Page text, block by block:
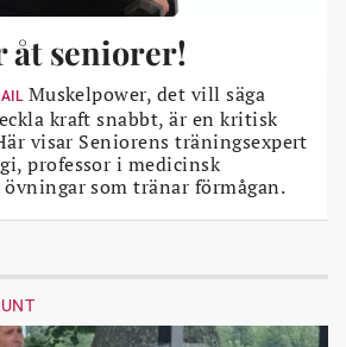
åt seniorer!
Muskelpower, det vill säga
kraft snabbt, är en kritisk
visar Seniorens träningsexpert
professor i medicinsk
övningar som tränar förmågan.